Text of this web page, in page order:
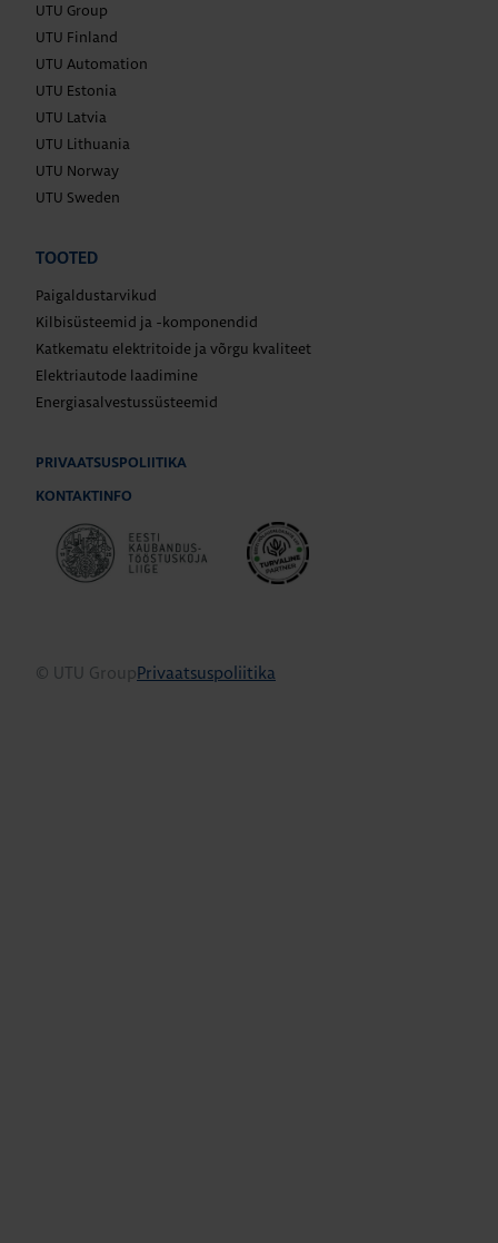
UTU Group
UTU Finland
UTU Automation
UTU Estonia
UTU Latvia
UTU Lithuania
UTU Norway
UTU Sweden
TOOTED
Paigaldustarvikud
Kilbisüsteemid ja -komponendid
Katkematu elektritoide ja võrgu kvaliteet
Elektriautode laadimine
Energiasalvestussüsteemid
PRIVAATSUSPOLIITIKA
KONTAKTINFO
© UTU GroupPrivaatsuspoliitika